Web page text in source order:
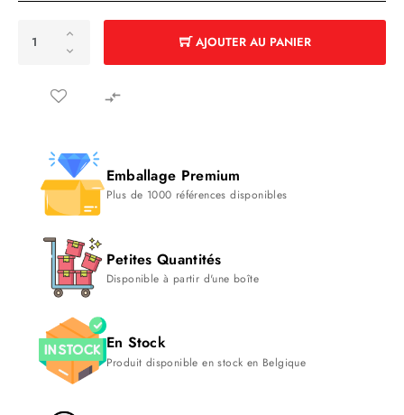
AJOUTER AU PANIER

Emballage Premium
Plus de 1000 références disponibles
Petites Quantités
Disponible à partir d'une boîte
En Stock
Produit disponible en stock en Belgique